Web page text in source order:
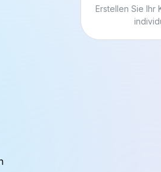
Erstellen Sie Ihr